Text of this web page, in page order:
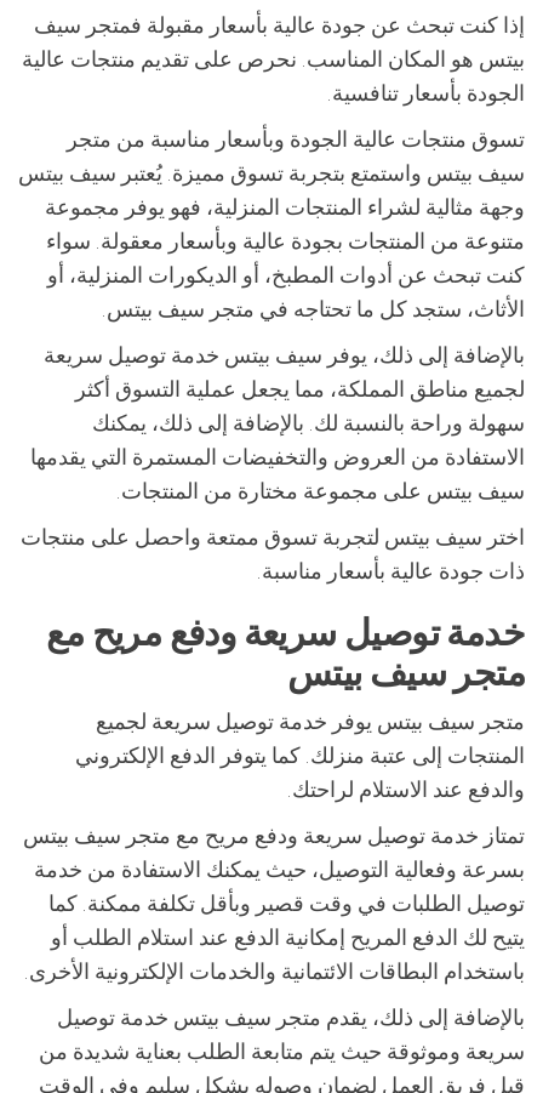
إذا كنت تبحث عن جودة عالية بأسعار مقبولة فمتجر سيف
بيتس هو المكان المناسب. نحرص على تقديم منتجات عالية
الجودة بأسعار تنافسية.
تسوق منتجات عالية الجودة وبأسعار مناسبة من متجر
سيف بيتس واستمتع بتجربة تسوق مميزة. يُعتبر سيف بيتس
وجهة مثالية لشراء المنتجات المنزلية، فهو يوفر مجموعة
متنوعة من المنتجات بجودة عالية وبأسعار معقولة. سواء
كنت تبحث عن أدوات المطبخ، أو الديكورات المنزلية، أو
الأثاث، ستجد كل ما تحتاجه في متجر سيف بيتس.
بالإضافة إلى ذلك، يوفر سيف بيتس خدمة توصيل سريعة
لجميع مناطق المملكة، مما يجعل عملية التسوق أكثر
سهولة وراحة بالنسبة لك. بالإضافة إلى ذلك، يمكنك
الاستفادة من العروض والتخفيضات المستمرة التي يقدمها
سيف بيتس على مجموعة مختارة من المنتجات.
اختر سيف بيتس لتجربة تسوق ممتعة واحصل على منتجات
ذات جودة عالية بأسعار مناسبة.
خدمة توصيل سريعة ودفع مريح مع
متجر سيف بيتس
متجر سيف بيتس يوفر خدمة توصيل سريعة لجميع
المنتجات إلى عتبة منزلك. كما يتوفر الدفع الإلكتروني
والدفع عند الاستلام لراحتك.
تمتاز خدمة توصيل سريعة ودفع مريح مع متجر سيف بيتس
بسرعة وفعالية التوصيل، حيث يمكنك الاستفادة من خدمة
توصيل الطلبات في وقت قصير وبأقل تكلفة ممكنة. كما
يتيح لك الدفع المريح إمكانية الدفع عند استلام الطلب أو
باستخدام البطاقات الائتمانية والخدمات الإلكترونية الأخرى.
بالإضافة إلى ذلك، يقدم متجر سيف بيتس خدمة توصيل
سريعة وموثوقة حيث يتم متابعة الطلب بعناية شديدة من
قبل فريق العمل لضمان وصوله بشكل سليم وفي الوقت